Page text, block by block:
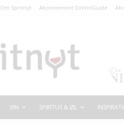
Om Spritnyt Abonnement DinVinGuide
VIN SPIRITUS & ØL